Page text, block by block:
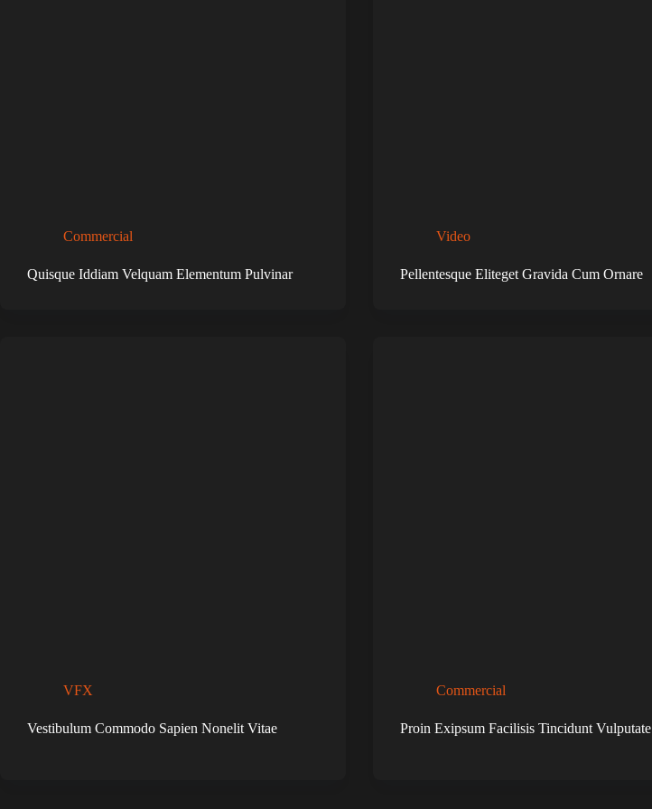
Commercial
Quisque Iddiam Velquam Elementum Pulvinar
Video
Pellentesque Eliteget Gravida Cum Ornare
VFX
Vestibulum Commodo Sapien Nonelit Vitae
Commercial
Proin Exipsum Facilisis Tincidunt Vulputate